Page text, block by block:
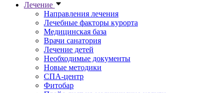
Лечение
Направления лечения
Лечебные факторы курорта
Медицинская база
Врачи санатория
Лечение детей
Необходимые документы
Новые методики
СПА-центр
Фитобар